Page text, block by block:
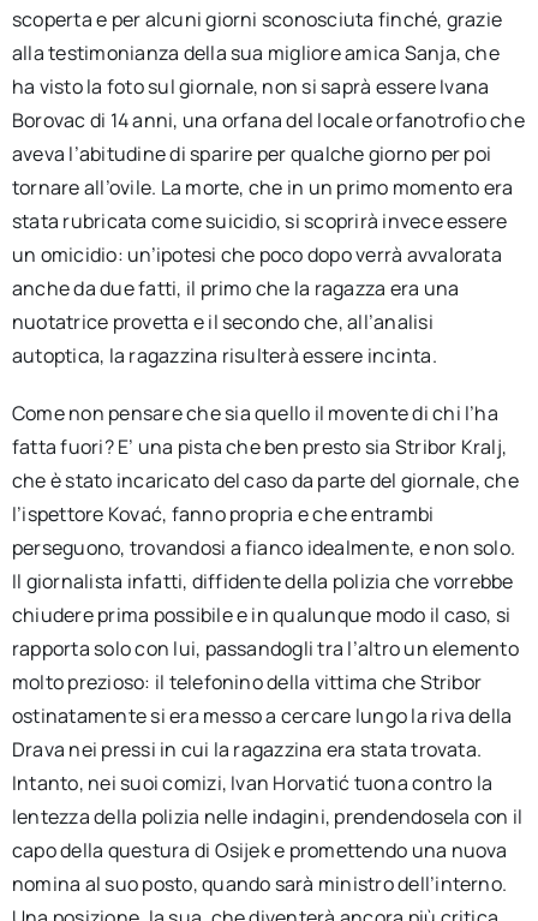
scoperta e per alcuni giorni sconosciuta finché, grazie
alla testimonianza della sua migliore amica Sanja, che
ha visto la foto sul giornale, non si saprà essere Ivana
Borovac di 14 anni, una orfana del locale orfanotrofio che
aveva l’abitudine di sparire per qualche giorno per poi
tornare all’ovile. La morte, che in un primo momento era
stata rubricata come suicidio, si scoprirà invece essere
un omicidio: un’ipotesi che poco dopo verrà avvalorata
anche da due fatti, il primo che la ragazza era una
nuotatrice provetta e il secondo che, all’analisi
autoptica, la ragazzina risulterà essere incinta.
Come non pensare che sia quello il movente di chi l’ha
fatta fuori? E’ una pista che ben presto sia Stribor Kralj,
che è stato incaricato del caso da parte del giornale, che
l’ispettore Kovać, fanno propria e che entrambi
perseguono, trovandosi a fianco idealmente, e non solo.
Il giornalista infatti, diffidente della polizia che vorrebbe
chiudere prima possibile e in qualunque modo il caso, si
rapporta solo con lui, passandogli tra l’altro un elemento
molto prezioso: il telefonino della vittima che Stribor
ostinatamente si era messo a cercare lungo la riva della
Drava nei pressi in cui la ragazzina era stata trovata.
Intanto, nei suoi comizi, Ivan Horvatić tuona contro la
lentezza della polizia nelle indagini, prendendosela con il
capo della questura di Osijek e promettendo una nuova
nomina al suo posto, quando sarà ministro dell’interno.